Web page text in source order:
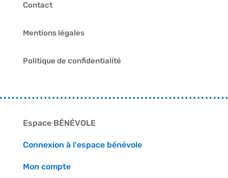
Contact
Mentions légales
Politique de confidentialité
Espace BÉNÉVOLE
Connexion à l'espace bénévole
Mon compte